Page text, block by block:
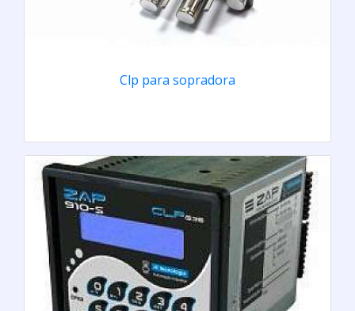
Clp para sopradora